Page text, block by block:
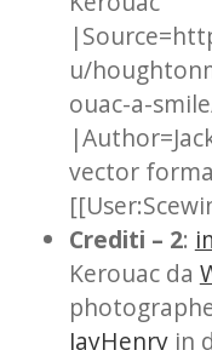
u/
ouac-a-
vector
Crediti – 2:
Kerouac da
JayHenryin